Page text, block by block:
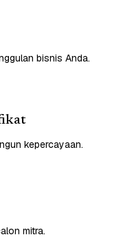
bisnis Anda.
kepercayaan.
mitra.